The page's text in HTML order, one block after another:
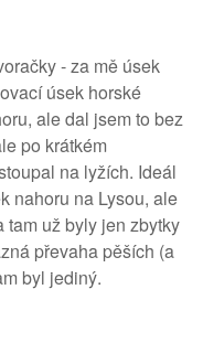
- za mě úsek
úsek horské
ale dal jsem to bez
po krátkém
na lyžích. Ideál
nahoru na Lysou, ale
tam už byly jen zbytky
převaha pěších (a
byl jediný.